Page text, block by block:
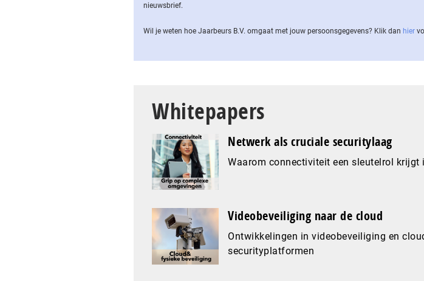
nieuwsbrief.
Wil je weten hoe Jaarbeurs B.V. omgaat met jouw per­soons­ge­ge­vens? Klik dan hier
Whitepapers
Netwerk als cruciale securitylaag
Waarom connectiviteit een sleutelrol krijgt
Videobeveiliging naar de cloud
Ontwikkelingen in videobeveiliging en
securityplatformen